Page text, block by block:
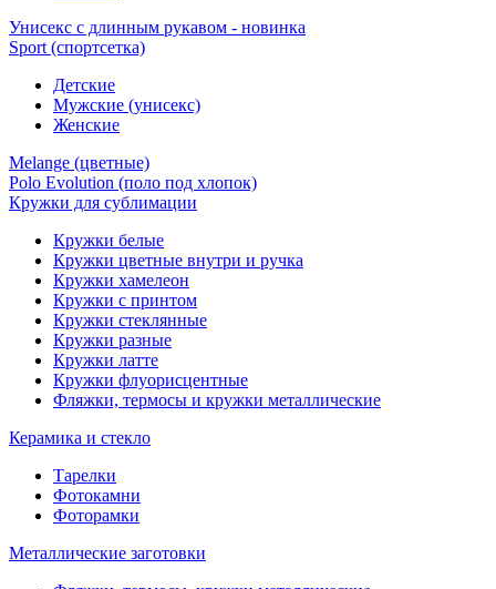
Унисекс с длинным рукавом - новинка
Sport (спортсетка)
Детские
Мужские (унисекс)
Женские
Melange (цветные)
Polo Evolution (поло под хлопок)
Кружки для сублимации
Кружки белые
Кружки цветные внутри и ручка
Кружки хамелеон
Кружки c принтом
Кружки стеклянные
Кружки разные
Кружки латте
Кружки флуорисцентные
Фляжки, термосы и кружки металлические
Керамика и стекло
Тарелки
Фотокамни
Фоторамки
Металлические заготовки